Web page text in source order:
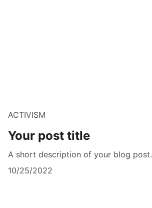
ACTIVISM
Your post title
A short description of your blog post.
10/25/2022